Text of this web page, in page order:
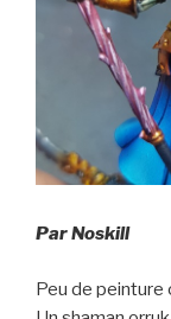
Par Noskill
Peu de peinture